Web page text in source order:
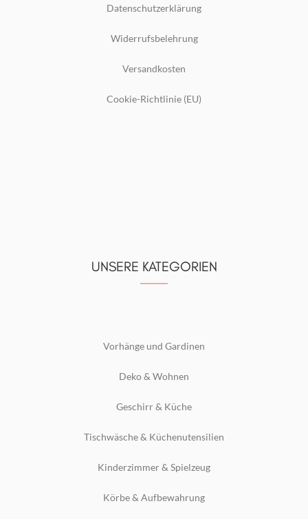
Datenschutzerklärung
Widerrufsbelehrung
Versandkosten
Cookie-Richtlinie (EU)
UNSERE KATEGORIEN
Vorhänge und Gardinen
Deko & Wohnen
Geschirr & Küche
Tischwäsche & Küchenutensilien
Kinderzimmer & Spielzeug
Körbe & Aufbewahrung